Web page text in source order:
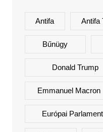
Antifa Antifa
Bűnügy
Donald Trump
Emmanuel Macron
Európai Parlament